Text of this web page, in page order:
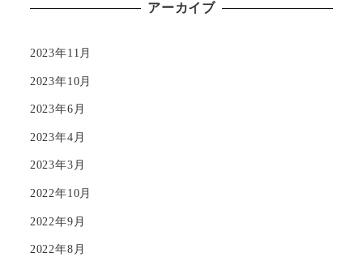
アーカイブ
2023年11月
2023年10月
2023年6月
2023年4月
2023年3月
2022年10月
2022年9月
2022年8月